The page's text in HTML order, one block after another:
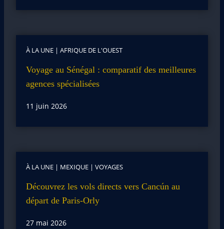
À LA UNE | AFRIQUE DE L'OUEST
Voyage au Sénégal : comparatif des meilleures
agences spécialisées
11 juin 2026
À LA UNE | MEXIQUE | VOYAGES
Découvrez les vols directs vers Cancún au
départ de Paris-Orly
27 mai 2026